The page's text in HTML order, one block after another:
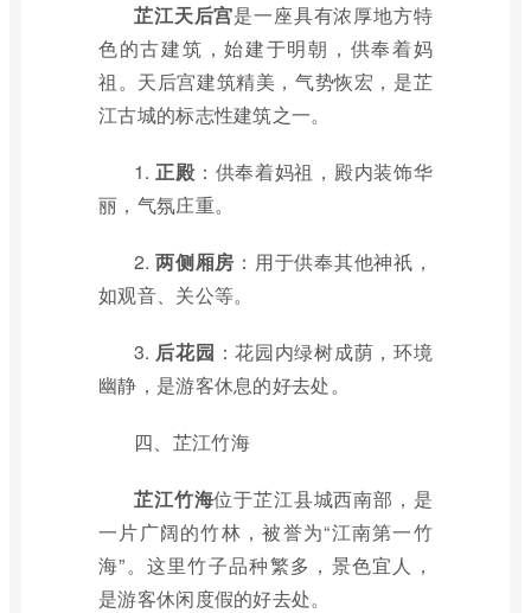
芷江天后宫是一座具有浓厚地方特
色的古建筑，始建于明朝，供奉着妈
祖。天后宫建筑精美，气势恢宏，是芷
江古城的标志性建筑之一。
1.正殿：供奉着妈祖，殿内装饰华
丽，气氛庄重。
2.两侧厢房 ：用于供奉其他神祇，
如观音、关公等。
3. 后花园 ：花园内绿树成荫，环境
幽静，是游客休息的好去处。
四、芷江竹海
芷江竹海位于芷江县城西南部，是
一片广阔的竹林，被誉为“江南第一竹
海”。这里竹子品种繁多，景色宜人，
是游客休闲度假的好去处。